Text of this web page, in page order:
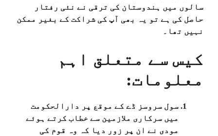
سالوں میں ہندوستان کی ترقی نے نئی رفتار
حاصل کی ہے تو یہ بھی آپ کی شراکت کے بغیر ممکن
نہیں تھا۔
کیس سے متعلق اہم
معلومات:
سول سروسز ڈے کے موقع پر دارالحکومت
میں سرکاری ملازمین سے خطاب کرتے ہوئے
مودی نے ان پر زور دیا کہ وہ قوم کی